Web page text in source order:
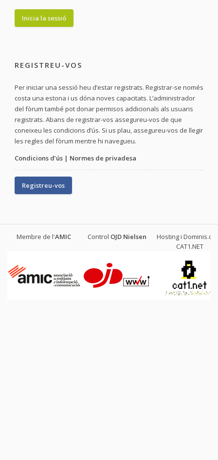
REGISTREU-VOS
Per iniciar una sessió heu d’estar registrats. Registrar-se només
costa una estona i us dóna noves capacitats. L’administrador
del fòrum també pot donar permisos addicionals als usuaris
registrats. Abans de registrar-vos assegureu-vos de que
coneixeu les condicions d’ús. Si us plau, assegureu-vos de llegir
les regles del fòrum mentre hi navegueu.
Condicions d’ús | Normes de privadesa
Registreu-vos
Membre de l'AMIC Control OJD Nielsen
Hosting i
CAT1.NET